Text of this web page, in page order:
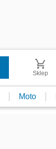
Sklep
Moto